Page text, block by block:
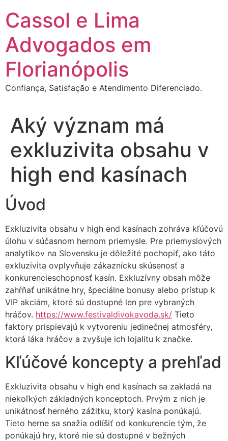
para
conteúdo
Cassol e Lima
Advogados em
Florianópolis
Confiança, Satisfação e Atendimento Diferenciado.
Aký význam má
exkluzivita obsahu v
high end kasínach
Úvod
Exkluzivita obsahu v high end kasínach zohráva kľúčovú
úlohu v súčasnom hernom priemysle. Pre priemyslových
analytikov na Slovensku je dôležité pochopiť, ako táto
exkluzivita ovplyvňuje zákaznícku skúsenosť a
konkurencieschopnosť kasín. Exkluzívny obsah môže
zahŕňať unikátne hry, špeciálne bonusy alebo prístup k
VIP akciám, ktoré sú dostupné len pre vybraných
hráčov. https://www.festivaldivokavoda.sk/ Tieto
faktory prispievajú k vytvoreniu jedinečnej atmosféry,
ktorá láka hráčov a zvyšuje ich lojalitu k značke.
Kľúčové koncepty a prehľad
Exkluzivita obsahu v high end kasínach sa zakladá na
niekoľkých základných konceptoch. Prvým z nich je
unikátnosť herného zážitku, ktorý kasína ponúkajú.
Tieto herne sa snažia odlíšiť od konkurencie tým, že
ponúkajú hry, ktoré nie sú dostupné v bežných